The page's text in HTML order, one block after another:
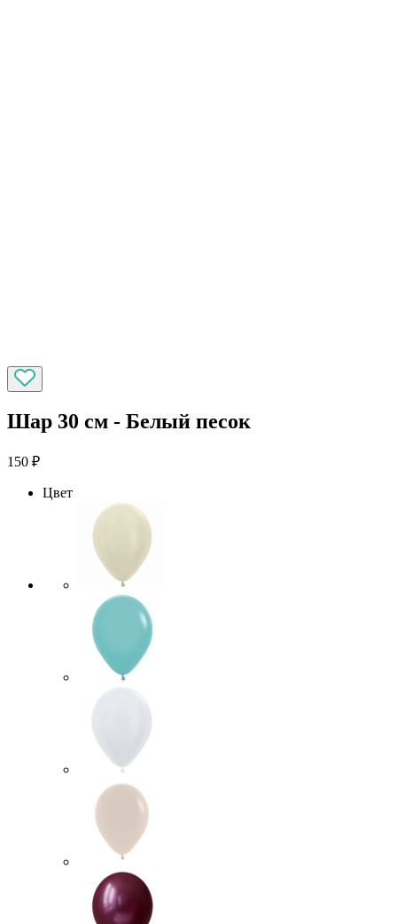
Шар 30 см - Белый песок
150 ₽
Цвет